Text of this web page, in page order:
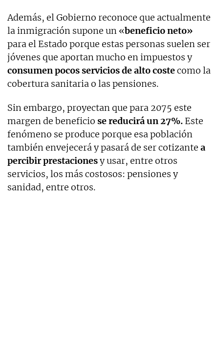
Además, el Gobierno reconoce que actualmente
la inmigración supone un «beneficio neto»
para el Estado porque estas personas suelen ser
jóvenes que aportan mucho en impuestos y
consumen pocos servicios de alto costecomo la
cobertura sanitaria o las pensiones.
Sin embargo, proyectan que para 2075 este
margen de beneficio se reducirá un 27%. Este
fenómeno se produce porque esa población
también envejecerá y pasará de ser cotizante a
percibir prestacionesy usar, entre otros
servicios, los más costosos: pensiones y
sanidad, entre otros.